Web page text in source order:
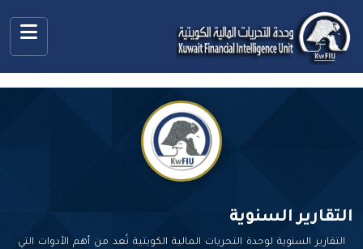
التقارير السنوية
التقارير السنوية لوحدة التحريات المالية الكويتية تُعد من أهم الأدوات التي